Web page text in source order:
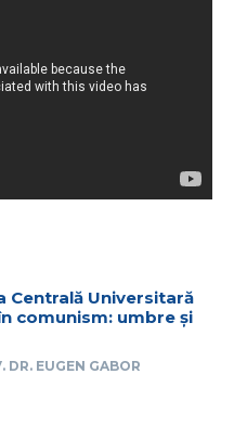
Centrală Universitară
comunism: umbre și
DR. EUGEN GABOR